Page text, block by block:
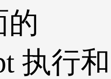
的
执行和